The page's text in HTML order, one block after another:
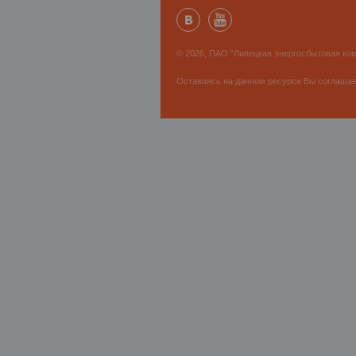
© 2026, ПАО "Липецкая энергосбытовая
Оставаясь на данном ресурсе Вы